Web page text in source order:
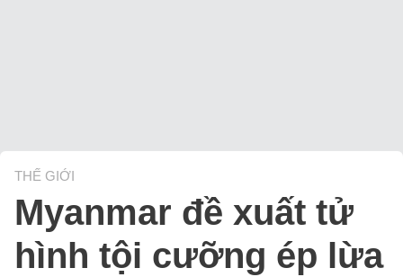
THẾ GIỚI
Myanmar đề xuất tử
hình tội cưỡng ép lừa